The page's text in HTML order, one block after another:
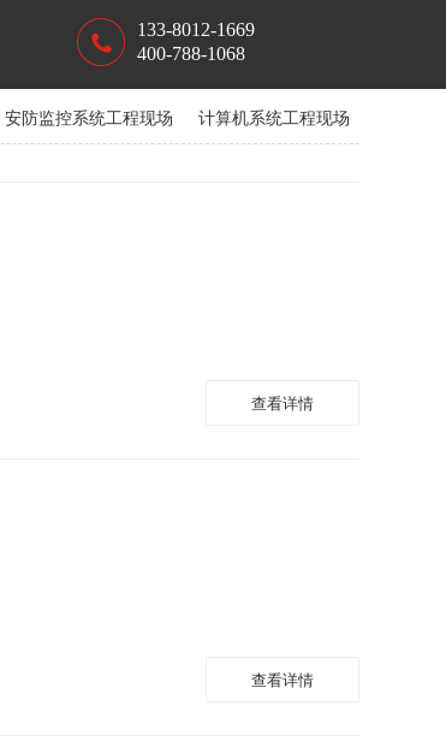
133-8012-1669
400-788-1068
计算机系统工程现场
安防监控系统工程现场
查看详情
查看详情